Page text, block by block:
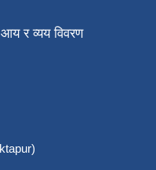
र व्यय विवरण